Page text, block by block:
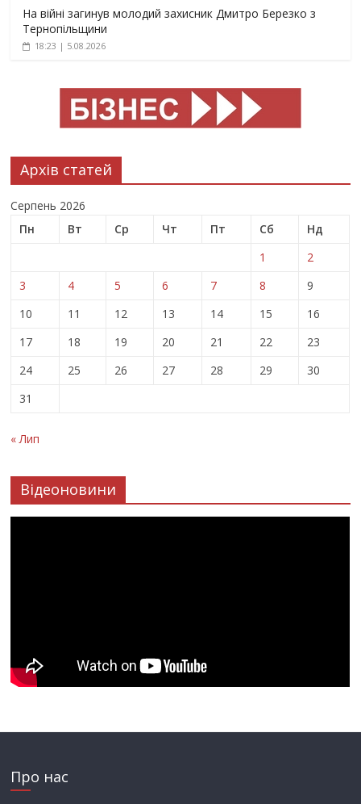
На війні загинув молодий захисник Дмитро Березко з
Тернопільщини
18:23 | 5.08.2026
Архів статей
Серпень 2026
Пн
Вт Ср Чт Пт Сб
Нд
1
2
3
4 5 6 7 8
9
10
11 12 13 14 15
16
17
18 19 20 21 22
23
24
25 26 27 28 29
30
31
« Лип
Відеоновини
Про нас